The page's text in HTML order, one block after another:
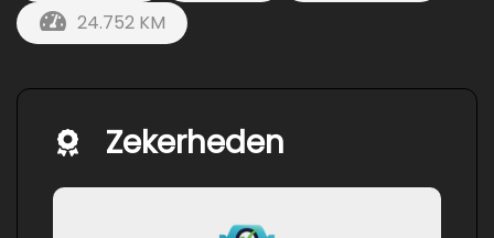
24.752 KM
Zekerheden